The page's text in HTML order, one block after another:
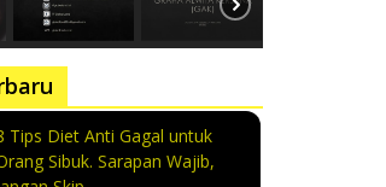
Tips Diet Anti Gagal untuk
Sibuk. Sarapan Wajib,